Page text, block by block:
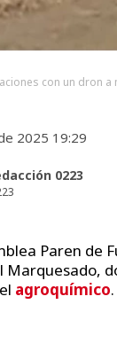
con un dron
2025 19:29
0223
Paren de
Marquesado,
agroquímico.